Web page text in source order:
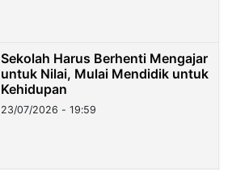
Sekolah Harus Berhenti Mengajar
untuk Nilai, Mulai Mendidik untuk
Kehidupan
23/07/2026 - 19:59